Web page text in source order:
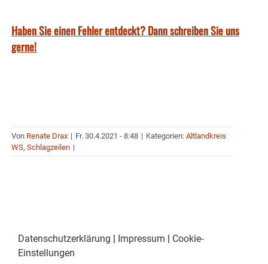
Haben Sie einen Fehler entdeckt? Dann schreiben Sie uns
gerne!
Von Renate Drax | Fr. 30.4.2021 - 8:48 | Kategorien: Altlandkreis
WS, Schlagzeilen |
Datenschutzerklärung Impressum
Cookie-
Einstellungen